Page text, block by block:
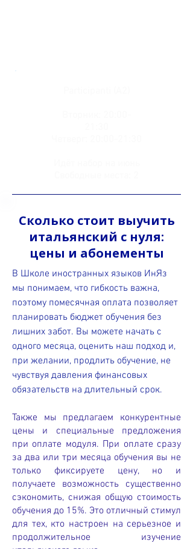
Сколько стоит выучить
итальянский с нуля:
цены и абонементы
В Школе иностранных языков ИнЯз
мы понимаем, что гибкость важна,
поэтому помесячная оплата позволяет
планировать бюджет обучения без
лишних забот. Вы можете начать с
одного месяца, оценить наш подход и,
при желании, продлить обучение, не
чувствуя давления финансовых
обязательств на длительный срок.
Также мы предлагаем конкурентные
цены и специальные предложения
при оплате модуля. При оплате сразу
за два или три месяца обучения вы не
только фиксируете цену, но и
получаете возможность существенно
сэкономить, снижая общую стоимость
обучения до 15%. Это отличный стимул
для тех, кто настроен на серьезное и
продолжительное изучение